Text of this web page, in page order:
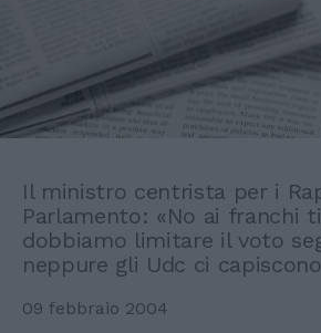
Il ministro centrista per i
Parlamento: «No ai franchi
dobbiamo limitare il voto
neppure gli Udc ci
09 febbraio 2004